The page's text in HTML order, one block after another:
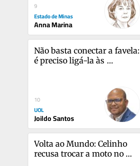
9
Estado de Minas
Anna Marina
Não basta conectar a favela:
é preciso ligá-la às
10
UOL
Joildo Santos
Volta ao Mundo: Celinho
recusa trocar a moto no